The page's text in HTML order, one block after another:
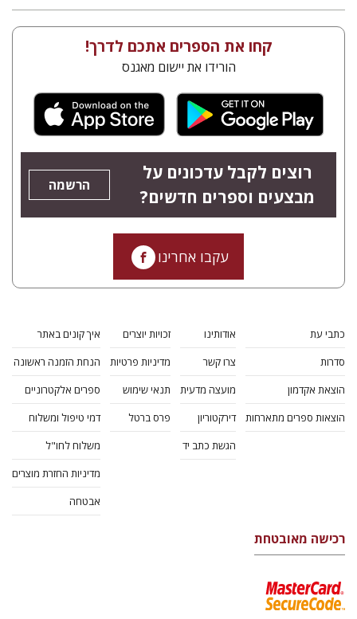
קחו את הספרים אתכם לדרך!
הורידו את יישום מאגנס
רוצים לקבל עדכונים על
מבצעים וספרים חדשים?
הרשמה
עקבו אחרינו
כתבי עת
סדרות
הוצאת אקדמון
הוצאות ספרים מתארחות
אודותינו
צרו קשר
מועצה מדעית
דירקטוריון
הגשת כתב יד
זכויות יוצרים
מדיניות פרטיות
תנאי שימוש
פרס ברטל
איך קונים באתר
הנחת הזמנה ראשונה
ספרים אלקטרוניים
דמי טיפול ומשלוח
משלוח לחו"ל
מדיניות החזרת מוצרים
אבטחה
רכישה מאובטחת